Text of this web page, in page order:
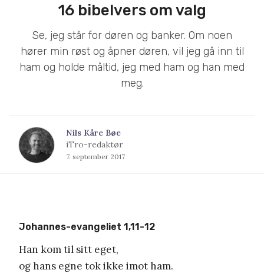
16 bibelvers om valg
Se, jeg står for døren og banker. Om noen
hører min røst og åpner døren, vil jeg gå inn til
ham og holde måltid, jeg med ham og han med
meg.
Nils Kåre Bøe
iTro-redaktør
7. september 2017
Johannes-evangeliet 1,11-12
Han kom til sitt eget,
og hans egne tok ikke imot ham.